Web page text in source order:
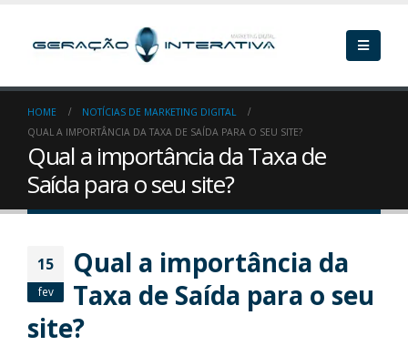
HOME
NOTÍCIAS DE MARKETING DIGITAL
QUAL A IMPORTÂNCIA DA TAXA DE SAÍDA PARA O SEU SITE?
Qual a importância da Taxa de
Saída para o seu site?
15
fev
Qual a importância da
Taxa de Saída para o seu
site?